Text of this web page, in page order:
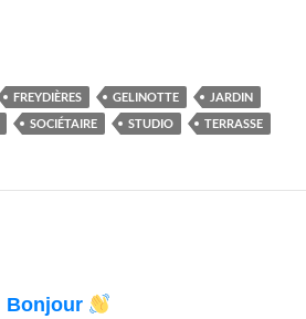
FREYDIÈRES GELINOTTE
JARDIN
SOCIÉTAIRE STUDIO TERRASSE
Bonjour